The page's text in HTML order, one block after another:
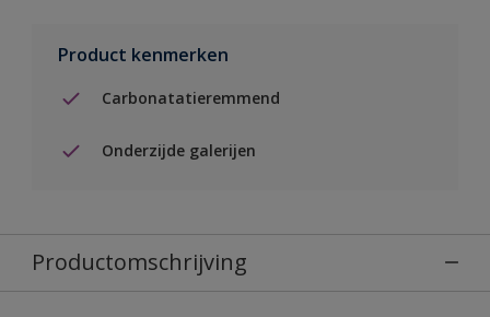
Product kenmerken
Carbonatatieremmend
Onderzijde galerijen
Productomschrijving